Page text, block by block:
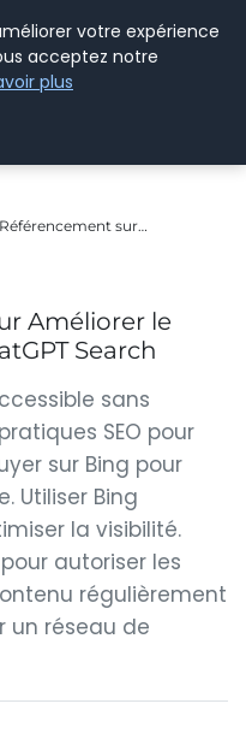
sur…
Améliorer le
Search
sans
SEO pour
sur Bing pour
Utiliser Bing
la visibilité.
autoriser les
régulièrement
un réseau de
votre expérience
acceptez notre
plus